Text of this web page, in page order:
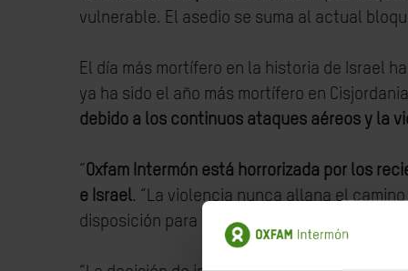
vulnerable. El asedio se suma al actual
El día más mortífero en la historia de Israel
ya ha sido el año más mortífero en
debido a los continuos ataques aéreos y la
“Oxfam Intermón está horrorizada por los
e Israel. “La violencia nunca allana el
disposición para lograr un alto el fuego